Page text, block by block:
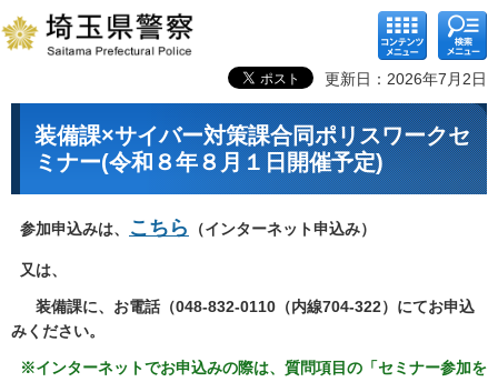
コンテ
ンツメ
ニュー
検索メ
ニュー
更新日：2026年7月2日
装備課×サイバー対策課合同ポリスワークセ
ミナー(令和８年８月１日開催予定)
参加申込みは、 こちら （インターネット申込み）
又は、
装備課に、お電話（048‐832‐0110（内線704-322）にてお申込
みください。
※インターネットでお申込みの際は、質問項目の「セミナー参加を